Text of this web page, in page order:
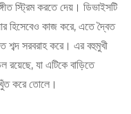
স্ট্রিম করতে দেয়। ডিভাইসটি
হিসেবেও কাজ করে, এতে দ্বৈত
শব্দ সরবরাহ করে। এর বহুমুখী
যা এটিকে বাড়িতে
করে তোলে।